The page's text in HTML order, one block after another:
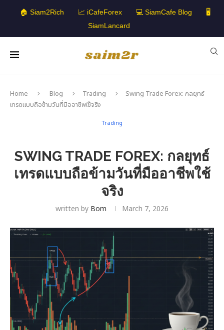
🏠 Siam2Rich 📈 iCafeForex 💻 SiamCafe Blog
🖥️
SiamLancard
Home Blog Trading
Swing Trade Forex: กลยุทธ์
เทรดแบบถือข้ามวันที่มืออาชีพใช้จริง
Trading
SWING TRADE FOREX: กลยุทธ์
เทรดแบบถือข้ามวันที่มืออาชีพใช้
จริง
written by Bom March 7, 2026